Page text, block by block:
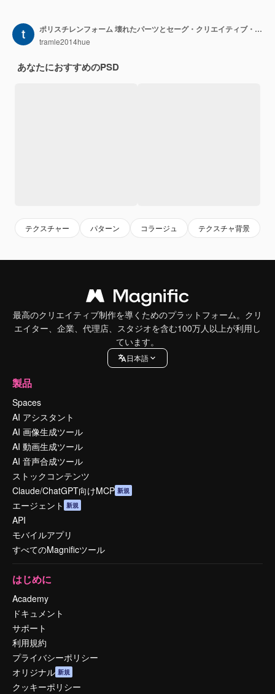
ポリスチレンフォーム 壊れたパーツとセーグ・クリエイティブ・テクスチャー・バックグラウンドデザイン
tramle2014hue
あなたにおすすめのPSD
テクスチャー パターン コラージュ テクスチャ背景
最高のクリエイティブ制作を導くためのプラットフォーム。クリ
エイター、企業、代理店、スタジオを含む100万人以上が利用し
ています。
日本語
製品
Spaces
AI アシスタント
AI 画像生成ツール
AI 動画生成ツール
AI 音声合成ツール
ストックコンテンツ
Claude/ChatGPT向けMCP 新規
エージェント 新規
API
モバイルアプリ
すべてのMagnificツール
はじめに
Academy
ドキュメント
サポート
利用規約
プライバシーポリシー
オリジナル 新規
クッキーポリシー